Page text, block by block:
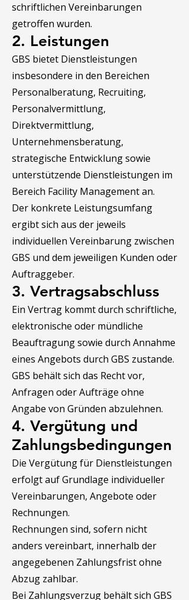
schriftlichen Vereinbarungen
getroffen wurden.
2. Leistungen
GBS bietet Dienstleistungen
insbesondere in den Bereichen
Personalberatung, Recruiting,
Personalvermittlung,
Direktvermittlung,
Unternehmensberatung,
strategische Entwicklung sowie
unterstützende Dienstleistungen im
Bereich Facility Management an.
Der konkrete Leistungsumfang
ergibt sich aus der jeweils
individuellen Vereinbarung zwischen
GBS und dem jeweiligen Kunden oder
Auftraggeber.
3. Vertragsabschluss
Ein Vertrag kommt durch schriftliche,
elektronische oder mündliche
Beauftragung sowie durch Annahme
eines Angebots durch GBS zustande.
GBS behält sich das Recht vor,
Anfragen oder Aufträge ohne
Angabe von Gründen abzulehnen.
4. Vergütung und
Zahlungsbedingungen
Die Vergütung für Dienstleistungen
erfolgt auf Grundlage individueller
Vereinbarungen, Angebote oder
Rechnungen.
Rechnungen sind, sofern nicht
anders vereinbart, innerhalb der
angegebenen Zahlungsfrist ohne
Abzug zahlbar.
Bei Zahlungsverzug behält sich GBS